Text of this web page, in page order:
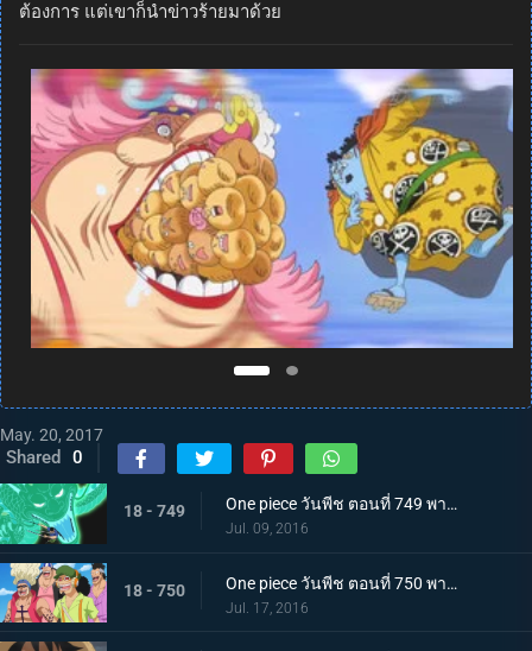
ต้องการ แต่เขาก็นำข่าวร้ายมาด้วย
May. 20, 2017
Shared 0
18 - 749 One piece วันพีช ตอนที่ 749 พากย์ไทย ปะดาบเลือดเดือด! ลอว์ โซโล มาถึงแล้ว!
Jul. 09, 2016
18 - 750 One piece วันพีช ตอนที่ 750 พากย์ไทย เข้าตาจน! ลูฟี่สุดขีดการต่อสู้ที่ร้อนระอุ!
Jul. 17, 2016